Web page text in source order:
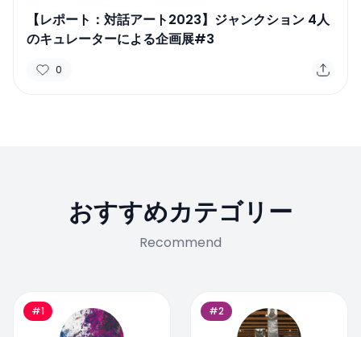
【レポート：対話アート2023】ジャンクション 4人
のキュレーターによる企画展#3
0
おすすめカテゴリー
Recommend
#1 #2